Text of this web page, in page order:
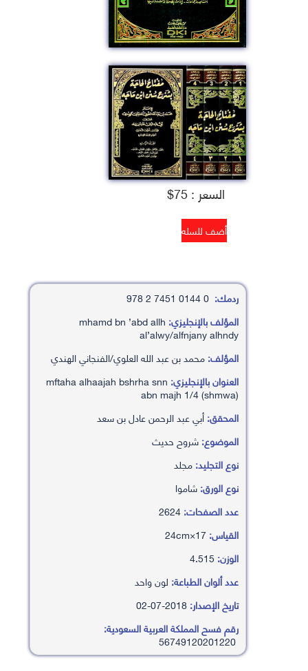
السعر : 75$
ردمك:
المؤلف بالإنجليزي: mhamd bn ’abd allh
al’alwy/alfnjany alhndy
المؤلف:محمد بن عبد الله العلوي/الفنجاني الهندي
العنوان بالإنجليزي: mftaha alhaajah bshrha snn
abn majh 1/4 (shmwa)
المحقق:أبي عبد الرحمن عادل بن سعد
الموضوع:شروح حديث
نوع التجليد:مجلد
نوع الورق:شاموا
عدد الصفحات:
القياس:
الوزن:
عدد ألوان الطباعة: لون واحد
تاريخ الإصدار:
رقم فسح المملكة العربية السعودية:
56749120201220